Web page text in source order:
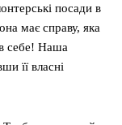
посади в
має справу, яка
себе! Наша
її власні